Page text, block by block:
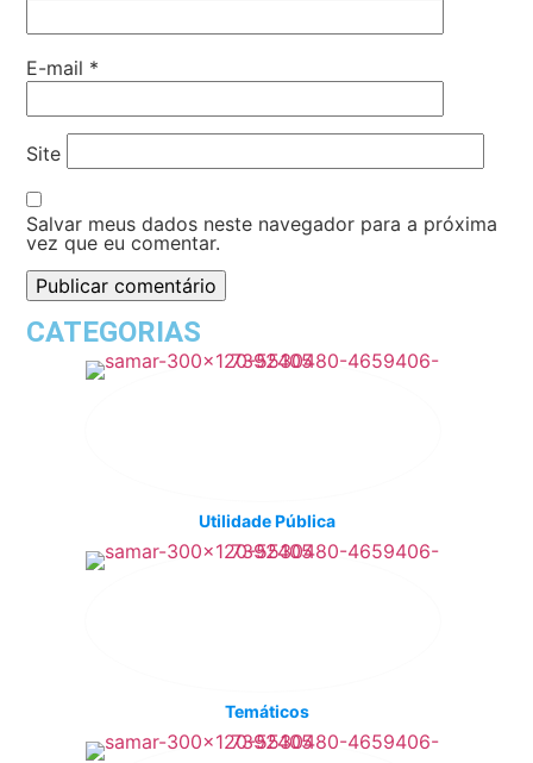
E-mail *
Site
Salvar meus dados neste navegador para a próxima
vez que eu comentar.
CATEGORIAS
Utilidade Pública
Temáticos